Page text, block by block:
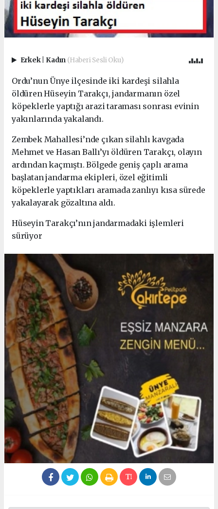
Erkek Kadın (Haberi Sesli Oku)
Ordu’nun Ünye ilçesinde iki kardeşi silahla
öldüren Hüseyin Tarakçı, jandarmanın özel
köpeklerle yaptığı arazi taraması sonrası evinin
yakınlarında yakalandı.
Zembek Mahallesi’nde çıkan silahlı kavgada
Mehmet ve Hasan Ballı’yı öldüren Tarakçı, olayın
ardından kaçmıştı. Bölgede geniş çaplı arama
başlatan jandarma ekipleri, özel eğitimli
köpeklerle yaptıkları aramada zanlıyı kısa sürede
yakalayarak gözaltına aldı.
Hüseyin Tarakçı’nın jandarmadaki işlemleri
sürüyor